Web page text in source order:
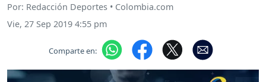
Por: Redacción Deportes • Colombia.com
Vie, 27 Sep 2019 4:55 pm
Comparte en: